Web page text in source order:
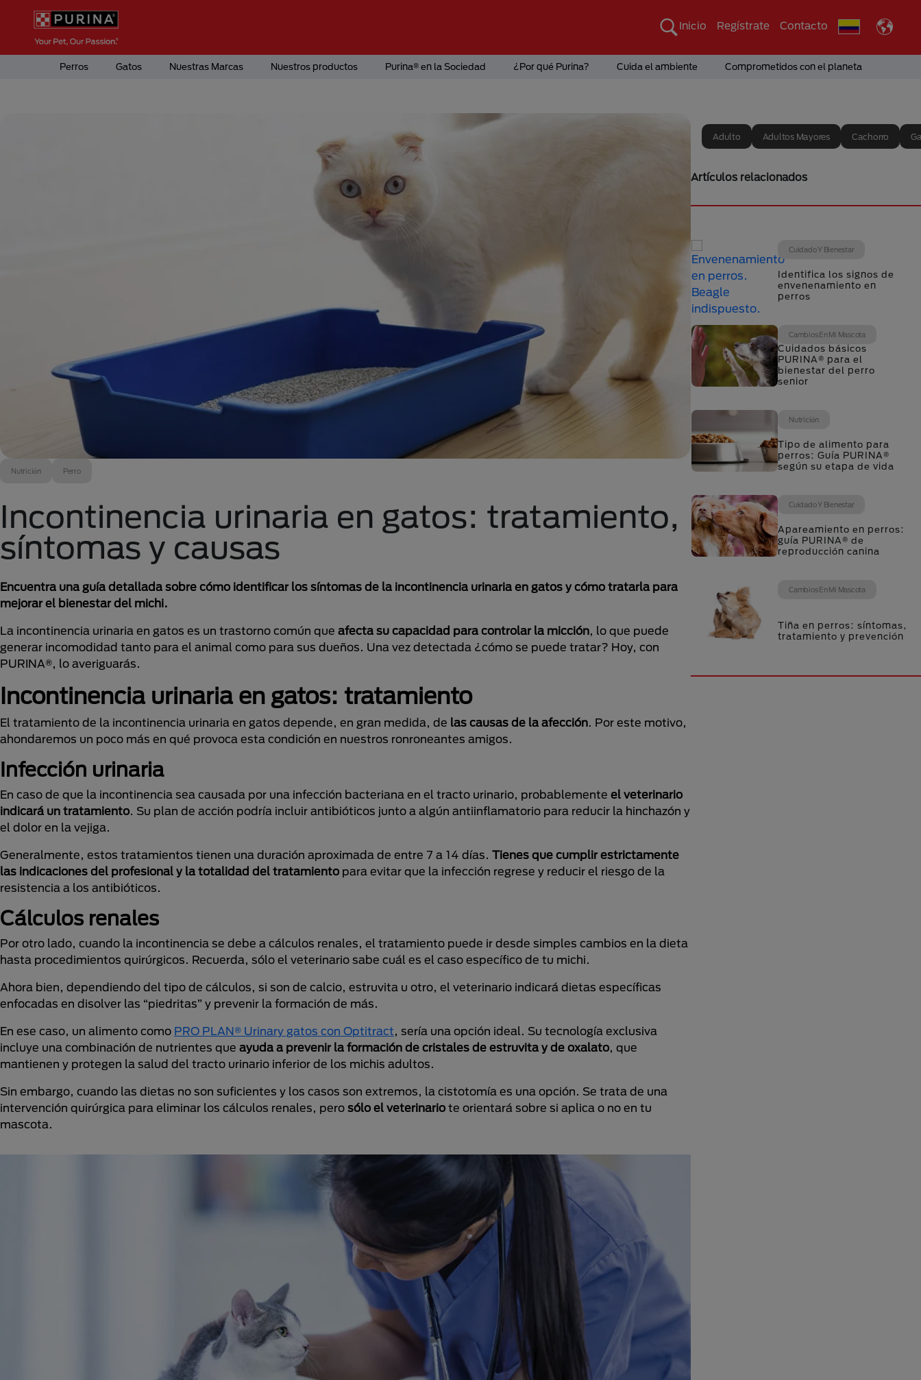
Pasar al contenido principal
Menú Secundario Purina
Inicio Regístrate Contacto
Menú Principal Purina
Perros Gatos Nuestras Marcas Nuestros productos Purina® en la Sociedad ¿Por qué Purina? Cuida el ambiente Comprometidos con el planeta
Nutrición Perro
Incontinencia urinaria en gatos: tratamiento,
síntomas y causas
Encuentra una guía detallada sobre cómo identificar los síntomas de la incontinencia urinaria en gatos y cómo tratarla para
mejorar el bienestar del michi.
La incontinencia urinaria en gatos es un trastorno común que afecta su capacidad para controlar la micción, lo que puede
generar incomodidad tanto para el animal como para sus dueños. Una vez detectada ¿cómo se puede tratar? Hoy, con
PURINA®, lo averiguarás.
Incontinencia urinaria en gatos: tratamiento
El tratamiento de la incontinencia urinaria en gatos depende, en gran medida, de las causas de la afección. Por este motivo,
ahondaremos un poco más en qué provoca esta condición en nuestros ronroneantes amigos.
Infección urinaria
En caso de que la incontinencia sea causada por una infección bacteriana en el tracto urinario, probablemente el veterinario
indicará un tratamiento. Su plan de acción podría incluir antibióticos junto a algún antiinflamatorio para reducir la hinchazón y
el dolor en la vejiga.
Generalmente, estos tratamientos tienen una duración aproximada de entre 7 a 14 días. Tienes que cumplir estrictamente
las indicaciones del profesional y la totalidad del tratamiento para evitar que la infección regrese y reducir el riesgo de la
resistencia a los antibióticos.
Cálculos renales
Por otro lado, cuando la incontinencia se debe a cálculos renales, el tratamiento puede ir desde simples cambios en la dieta
hasta procedimientos quirúrgicos. Recuerda, sólo el veterinario sabe cuál es el caso específico de tu michi.
Ahora bien, dependiendo del tipo de cálculos, si son de calcio, estruvita u otro, el veterinario indicará dietas específicas
enfocadas en disolver las “piedritas” y prevenir la formación de más.
En ese caso, un alimento como PRO PLAN® Urinary gatos con Optitract, sería una opción ideal. Su tecnología exclusiva
incluye una combinación de nutrientes que ayuda a prevenir la formación de cristales de estruvita y de oxalato, que
mantienen y protegen la salud del tracto urinario inferior de los michis adultos.
Sin embargo, cuando las dietas no son suficientes y los casos son extremos, la cistotomía es una opción. Se trata de una
intervención quirúrgica para eliminar los cálculos renales, pero sólo el veterinario te orientará sobre si aplica o no en tu
mascota.
Adulto Adultos Mayores Cachorro
Artículos relacionados
Cuidado Y Bienestar
Identifica los signos de
envenenamiento en
perros
Cambios En Mi Mascota
Cuidados básicos
PURINA® para el
bienestar del perro
senior
Nutrición
Tipo de alimento para
perros: Guía PURINA®
según su etapa de vida
Cuidado Y Bienestar
Apareamiento en perros:
guía PURINA® de
reproducción canina
Cambios En Mi Mascota
Tiña en perros: síntomas,
tratamiento y prevención